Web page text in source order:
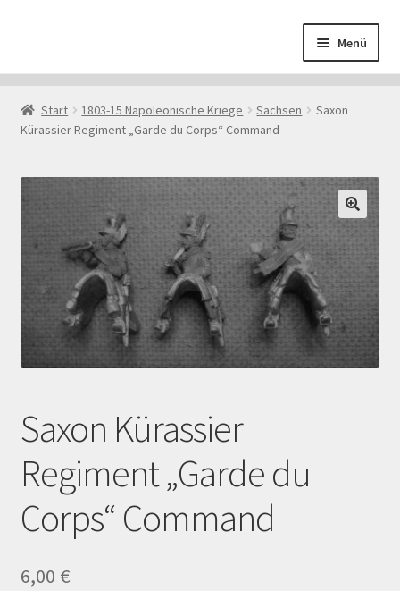
springen
springen
Menü
AGB
Datenschutzerklärung
Echtheit von Bewertungen
Impressum
Kasse
Kasse
Kontakt
Mein Konto
Start 1803-15 Napoleonische Kriege Sachsen
Saxon
Kürassier Regiment „Garde du Corps“ Command
🔍
Saxon Kürassier
Regiment „Garde du
Corps“ Command
6,00 €